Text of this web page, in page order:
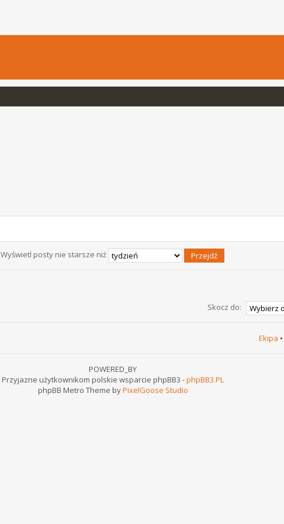
Wyświetl posty nie starsze niż
Skocz do:
Ekipa •
POWERED_BY
Przyjazne użytkownikom polskie wsparcie phpBB3 -phpBB3.PL
phpBB Metro Theme byPixelGoose Studio